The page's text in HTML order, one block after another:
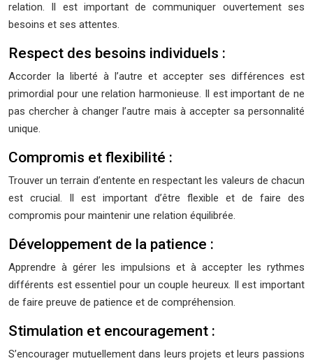
relation. Il est important de communiquer ouvertement ses
besoins et ses attentes.
Respect des besoins individuels :
Accorder la liberté à l’autre et accepter ses différences est
primordial pour une relation harmonieuse. Il est important de ne
pas chercher à changer l’autre mais à accepter sa personnalité
unique.
Compromis et flexibilité :
Trouver un terrain d’entente en respectant les valeurs de chacun
est crucial. Il est important d’être flexible et de faire des
compromis pour maintenir une relation équilibrée.
Développement de la patience :
Apprendre à gérer les impulsions et à accepter les rythmes
différents est essentiel pour un couple heureux. Il est important
de faire preuve de patience et de compréhension.
Stimulation et encouragement :
S’encourager mutuellement dans leurs projets et leurs passions